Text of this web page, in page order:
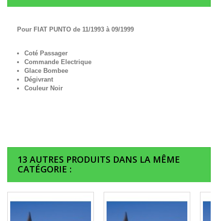
Pour FIAT PUNTO de 11/1993 à 09/1999
Coté Passager
Commande Electrique
Glace Bombee
Dégivrant
Couleur Noir
13 AUTRES PRODUITS DANS LA MÊME
CATÉGORIE :